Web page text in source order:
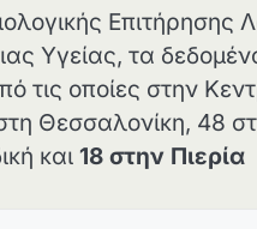
Επιτήρησης
Υγείας, τα
τις οποίες στην
Θεσσαλονίκη, 48
και 18 στην Πιερία